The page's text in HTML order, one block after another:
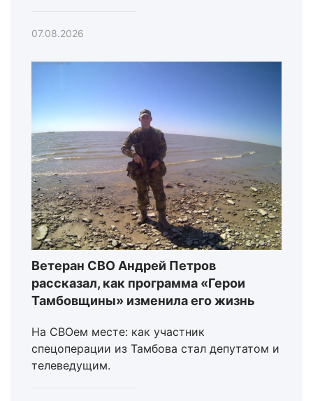
07.08.2026
Ветеран СВО Андрей Петров
рассказал, как программа «Герои
Тамбовщины» изменила его жизнь
На СВОем месте: как участник
спецоперации из Тамбова стал депутатом и
телеведущим.